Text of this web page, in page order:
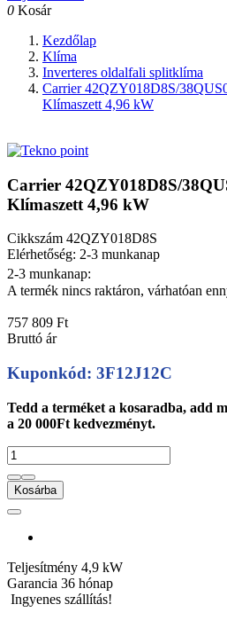
0 Kosár
Kezdőlap
Klíma
Inverteres oldalfali splitklíma
Carrier 42QZY018D8S/
Klímaszett 4,96 kW
Carrier 42QZY018D8S/
Klímaszett 4,96 kW
Cikkszám 42QZY018D8S
Elérhetőség: 2-3 munkanap
2-3 munkanap:
A termék nincs raktáron, várhatóan
757 809 Ft
Bruttó ár
Kuponkód: 3F12J12C
Tedd a terméket a kosaradba, add
a 20 000Ft kedvezményt.
Kosárba
Teljesítmény 4,9 kW
Garancia 36 hónap
Ingyenes szállítás!